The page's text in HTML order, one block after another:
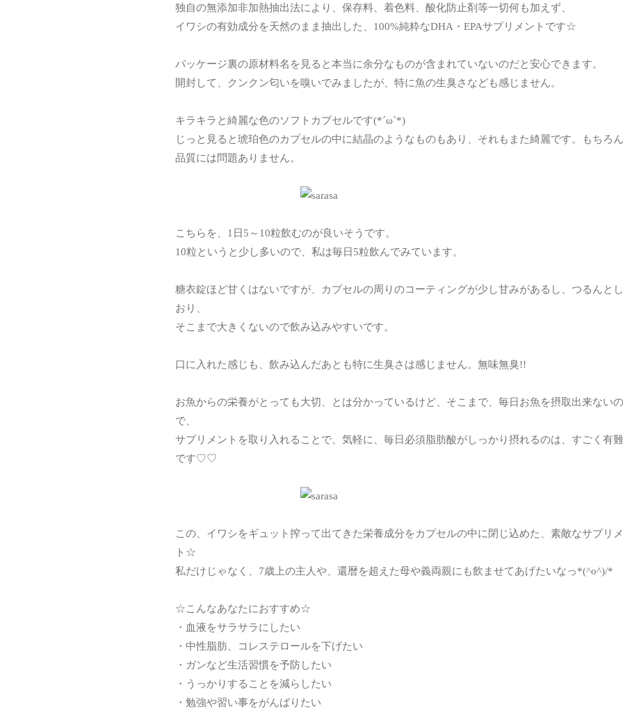
独自の無添加非加熱抽出法により、保存料、着色料、酸化防止剤等一切何も加えず、
イワシの有効成分を天然のまま抽出した、100%純粋なDHA・EPAサプリメントです☆
パッケージ裏の原材料名を見ると本当に余分なものが含まれていないのだと安心できます。
開封して、クンクン匂いを嗅いでみましたが、特に魚の生臭さなども感じません。
キラキラと綺麗な色のソフトカプセルです(*´ω`*)
じっと見ると琥珀色のカプセルの中に結晶のようなものもあり、それもまた綺麗です。もちろん
品質には問題ありません。
こちらを、1日5～10粒飲むのが良いそうです。
10粒というと少し多いので、私は毎日5粒飲んでみています。
糖衣錠ほど甘くはないですが、カプセルの周りのコーティングが少し甘みがあるし、つるんと
おり、
そこまで大きくないので飲み込みやすいです。
口に入れた感じも、飲み込んだあとも特に生臭さは感じません。無味無臭!!
お魚からの栄養がとっても大切、とは分かっているけど、そこまで、毎日お魚を摂取出来ないの
で、
サプリメントを取り入れることで、気軽に、毎日必須脂肪酸がしっかり摂れるのは、すごく有
です♡♡
この、イワシをギュット搾って出てきた栄養成分をカプセルの中に閉じ込めた、素敵なサプリ
ト☆
私だけじゃなく、7歳上の主人や、還暦を超えた母や義両親にも飲ませてあげたいなっ*(^o^)/*
☆こんなあなたにおすすめ☆
・血液をサラサラにしたい
・中性脂肪、コレステロールを下げたい
・ガンなど生活習慣を予防したい
・うっかりすることを減らしたい
・勉強や習い事をがんばりたい